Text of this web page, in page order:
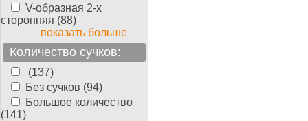
V-образная 2-х
сторонняя (88)
показать больше
Количество сучков:
(137)
Без сучков (94)
Большое количество
(141)